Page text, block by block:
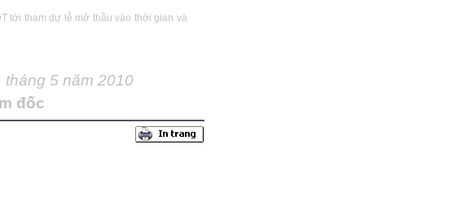
tới tham dự lễ mở thầu vào thời gian và
tháng 5 năm 2010
đốc